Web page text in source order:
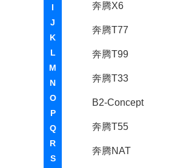
I
J
K
L
M
N
O
P
Q
R
S
奔腾X6
奔腾T77
奔腾T99
奔腾T33
B2-Concept
奔腾T55
奔腾NAT